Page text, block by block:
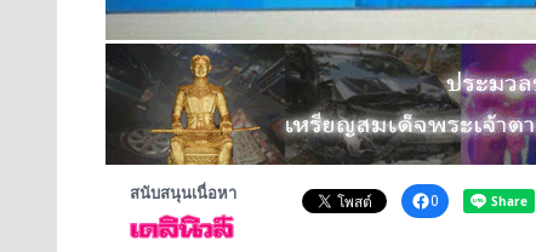
สนับสนุนเนื่อหา 0